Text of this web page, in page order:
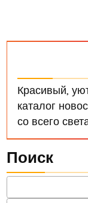
Красивый,
каталог
со всего
Поиск